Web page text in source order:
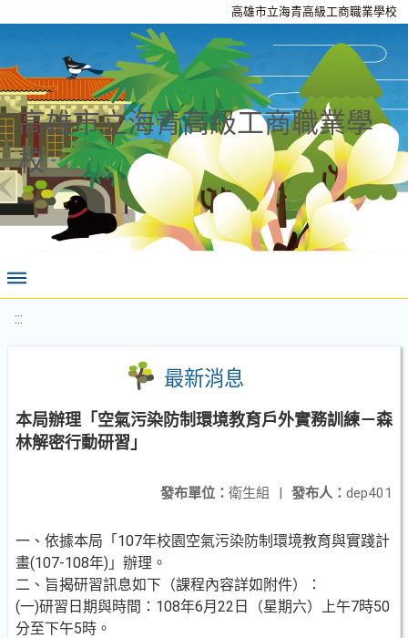
高雄市立海青高級工商職業學校
高雄市立海青高級工商職業學
校
:::
最新消息
本局辦理「空氣污染防制環境教育戶外實務訓練－森
林解密行動研習」
發布人： dep401
發布單位： 衛生組 |
一、依據本局「107年校園空氣污染防制環境教育與實踐計
畫(107-108年)」辦理。
二、旨揭研習訊息如下（課程內容詳如附件）：
(一)研習日期與時間：108年6月22日（星期六）上午7時50
分至下午5時。